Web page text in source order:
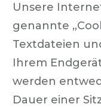
Unsere
genannte
Textdateien
Ihrem
werden
Dauer einer